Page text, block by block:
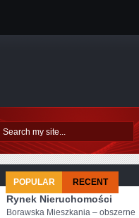
POPULAR RECENT
Rynek Nieruchomości
Borawska Mieszkania – obszerne